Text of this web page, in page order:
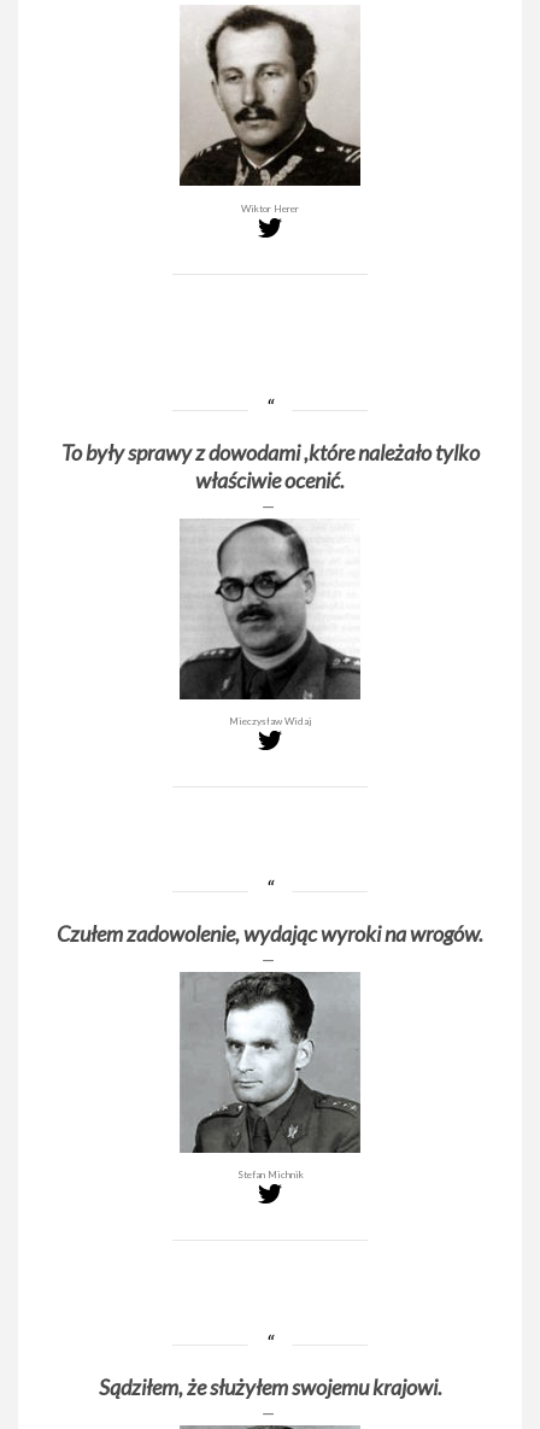
Wiktor Herer
To były sprawy z dowodami ,które należało tylko
właściwie ocenić.
Mieczysław Widaj
Czułem zadowolenie, wydając wyroki na wrogów.
Stefan Michnik
Sądziłem, że służyłem swojemu krajowi.